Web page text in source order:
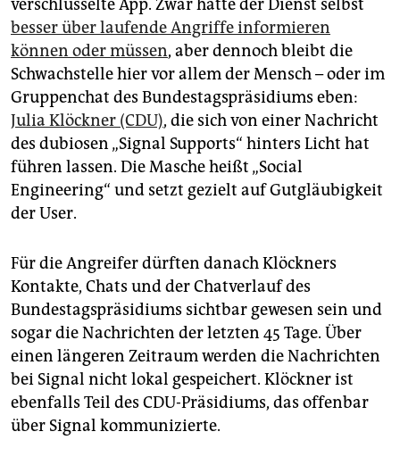
verschlüsselte App. Zwar hätte der Dienst selbst
besser über laufende Angriffe informieren
können oder müssen, aber dennoch bleibt die
Schwachstelle hier vor allem der Mensch – oder im
Gruppenchat des Bundestagspräsidiums eben:
Julia Klöckner (CDU), die sich von einer Nachricht
des dubiosen „Signal Supports“ hinters Licht hat
führen lassen. Die Masche heißt „Social
Engineering“ und setzt gezielt auf Gutgläubigkeit
der User.
Für die Angreifer dürften danach Klöckners
Kontakte, Chats und der Chatverlauf des
Bundestagspräsidiums sichtbar gewesen sein und
sogar die Nachrichten der letzten 45 Tage. Über
einen längeren Zeitraum werden die Nachrichten
bei Signal nicht lokal gespeichert. Klöckner ist
ebenfalls Teil des CDU-Präsidiums, das offenbar
über Signal kommunizierte.